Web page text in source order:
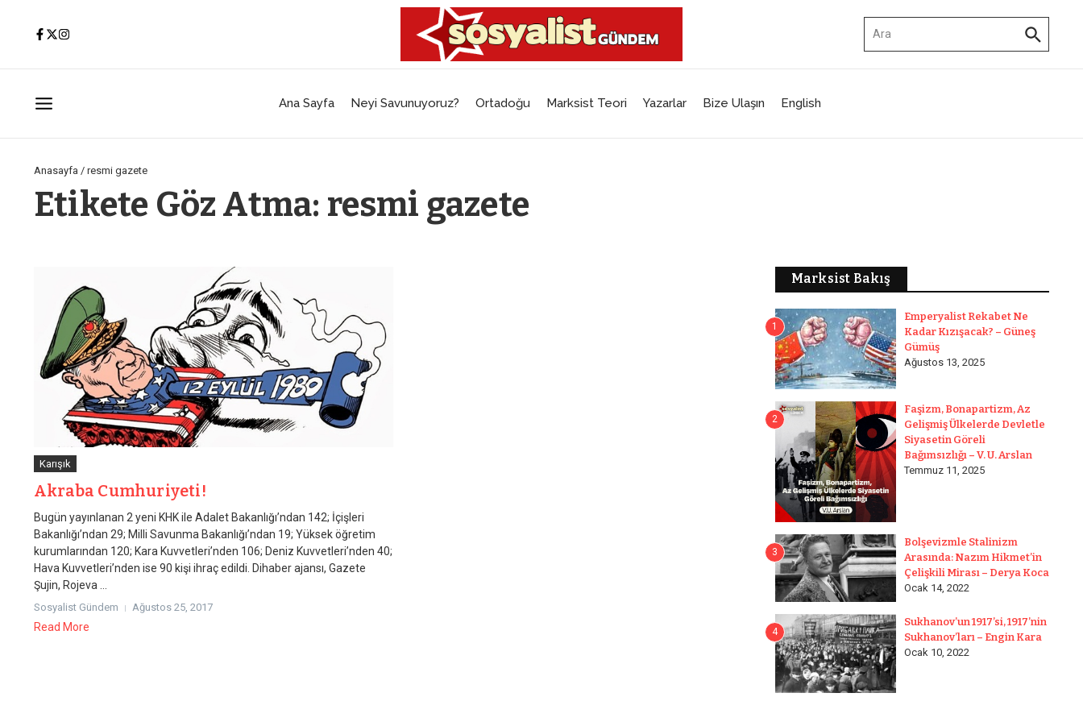
Ana Sayfa Neyi Savunuyoruz? Ortadoğu Marksist Teori Yazarlar Bize Ulaşın English
Anasayfa / resmi gazete
Etikete Göz Atma: resmi gazete
Karışık
Akraba Cumhuriyeti!
Bugün yayınlanan 2 yeni KHK ile Adalet Bakanlığı’ndan 142; İçişleri
Bakanlığı’ndan 29; Milli Savunma Bakanlığı’ndan 19; Yüksek öğretim
kurumlarından 120; Kara Kuvvetleri’nden 106; Deniz Kuvvetleri’nden 40;
Hava Kuvvetleri’nden ise 90 kişi ihraç edildi. Dihaber ajansı, Gazete
Şujin, Rojeva ...
Sosyalist Gündem Ağustos 25, 2017
Read More
Marksist Bakış
1
Emperyalist Rekabet Ne
Kadar Kızışacak? – Güneş
Gümüş
Ağustos 13, 2025
2
Faşizm, Bonapartizm, Az
Gelişmiş Ülkelerde Devletle
Siyasetin Göreli
Bağımsızlığı – V. U. Arslan
Temmuz 11, 2025
3
Bolşevizmle Stalinizm
Arasında: Nazım Hikmet’in
Çelişkili Mirası – Derya Koca
Ocak 14, 2022
4
Sukhanov’un 1917’si, 1917’nin
Sukhanov’ları – Engin Kara
Ocak 10, 2022